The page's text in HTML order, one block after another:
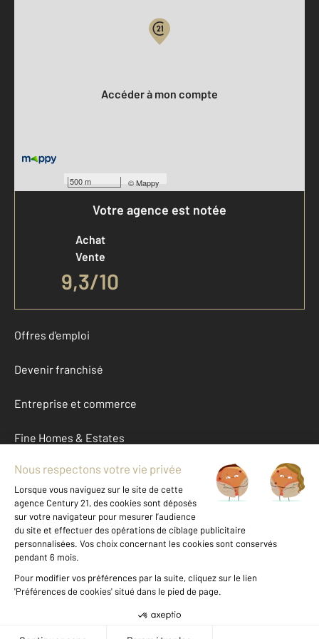
500 m ©Mappy
Accéder à mon compte
Votre agence est notée
Achat
Vente
9,3/10
Offres d'emploi
Devenir franchisé
Entreprise et commerce
Fine Homes & Estates
À propos
International
Nous contacter
Données personnelles